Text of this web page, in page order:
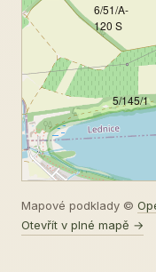
6/51/A-
120 S
5/145/1
Mapové podklady ©
Otevřít v plné mapě →